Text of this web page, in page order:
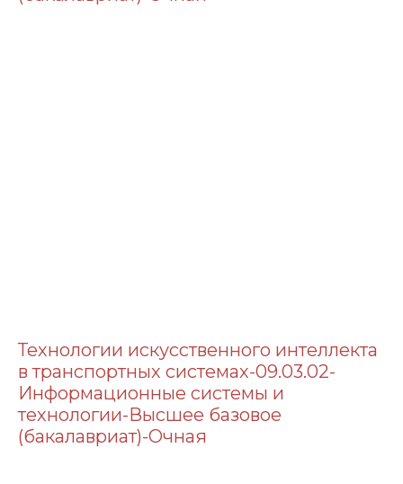
Технологии искусственного интеллекта
в транспортных системах-09.03.02-
Информационные системы и
технологии-Высшее базовое
(бакалавриат)-Очная